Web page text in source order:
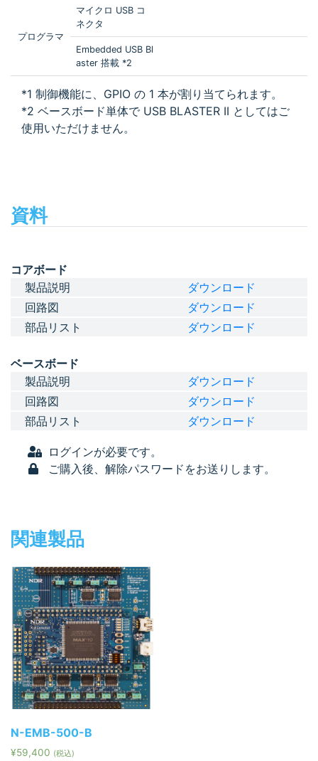
プログラマ
マイクロ USB コ
ネクタ
Embedded USB Bl
aster 搭載 *2
*1 制御機能に、GPIO の 1 本が割り当てられます。
*2 ベースボード単体で USB BLASTER II としてはご
使用いただけません。
資料
コアボード
製品説明
ダウンロード
回路図
ダウンロード
部品リスト
ダウンロード
ベースボード
製品説明
ダウンロード
回路図
ダウンロード
部品リスト
ダウンロード
ログインが必要です。
ご購入後、解除パスワードをお送りします。
関連製品
N-EMB-500-B
¥59,400 (税込)